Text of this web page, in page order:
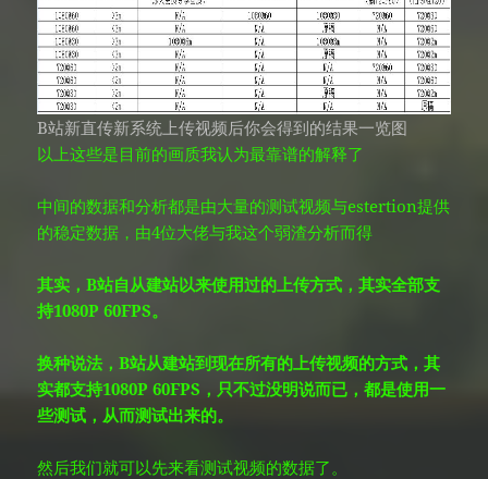
B站新直传新系统上传视频后你会得到的结果一览图
以上这些是目前的画质我认为最靠谱的解释了
中间的数据和分析都是由大量的测试视频与estertion提供
的稳定数据，由4位大佬与我这个弱渣分析而得
其实，B站自从建站以来使用过的上传方式，其实全部支
持1080P 60FPS。
换种说法，B站从建站到现在所有的上传视频的方式，其
实都支持1080P 60FPS，只不过没明说而已，都是使用一
些测试，从而测试出来的。
然后我们就可以先来看测试视频的数据了。